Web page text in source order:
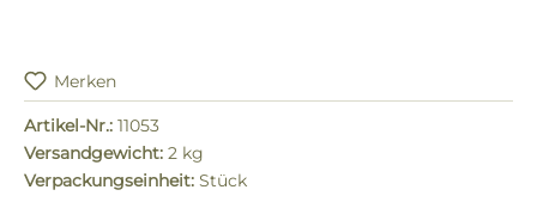
Merken
Artikel-Nr.: 11053
Versandgewicht: 2 kg
Verpackungseinheit: Stück